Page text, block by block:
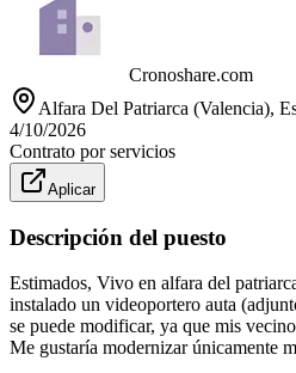
Cronoshare.com
Alfara Del Patriarca (Valencia),
4/10/2026
Contrato por servicios
Aplicar
Descripción del puesto
Estimados, Vivo en alfara del
instalado un videoportero auta
se puede modificar, ya que mis
Me gustaría modernizar únicamente